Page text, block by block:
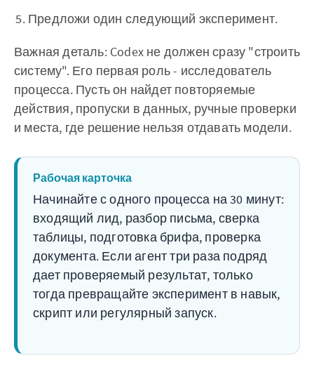
Предложи один следующий эксперимент.
Важная деталь: Codex не должен сразу "строить
систему". Его первая роль - исследователь
процесса. Пусть он найдет повторяемые
действия, пропуски в данных, ручные проверки
и места, где решение нельзя отдавать модели.
Рабочая карточка
Начинайте с одного процесса на 30 минут:
входящий лид, разбор письма, сверка
таблицы, подготовка брифа, проверка
документа. Если агент три раза подряд
дает проверяемый результат, только
тогда превращайте эксперимент в навык,
скрипт или регулярный запуск.